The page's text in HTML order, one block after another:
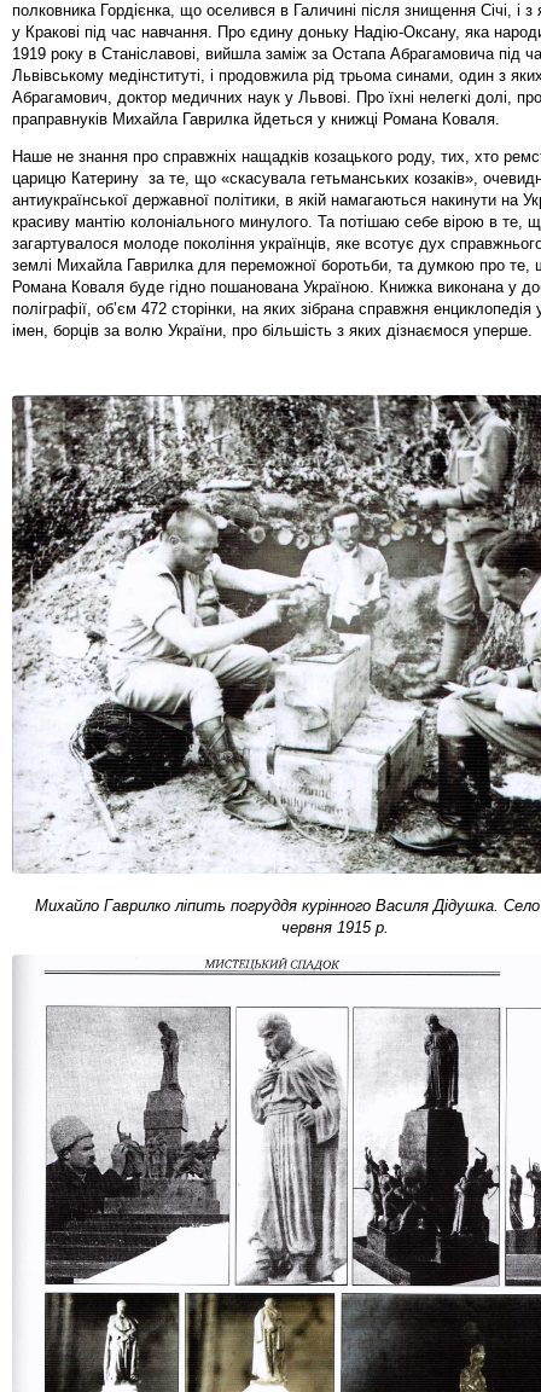
полковника Гордієнка, що оселився в Галичині після знищення Січі, і з
у Кракові під час навчання. Про єдину доньку Надію-Оксану, яка
1919 року в Станіславові, вийшла заміж за Остапа Абрагамовича під
Львівському медінституті, і продовжила рід трьома синами, один з
Абрагамович, доктор медичних наук у Львові. Про їхні нелегкі долі, про
праправнуків Михайла Гаврилка йдеться у книжці Романа Коваля.
Наше не знання про справжніх нащадків козацького роду, тих, хто
царицю Катерину за те, що «скасувала гетьманських козаків»,
антиукраїнської державної політики, в якій намагаються накинути на
красиву мантію колоніального минулого. Та потішаю себе вірою в те,
загартувалося молоде покоління українців, яке всотує дух
землі Михайла Гаврилка для переможної боротьби, та думкою про те,
Романа Коваля буде гідно пошанована Україною. Книжка виконана у
поліграфії, об’єм 472 сторінки, на яких зібрана справжня енциклопедія
імен, борців за волю України, про більшість з яких дізнаємося
Михайло Гаврилко ліпить погруддя курінного Василя Дідушка.
червня 1915 р.